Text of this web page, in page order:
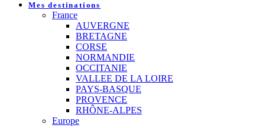
Mes destinations
France
AUVERGNE
BRETAGNE
CORSE
NORMANDIE
OCCITANIE
VALLEE DE LA LOIRE
PAYS-BASQUE
PROVENCE
RHÔNE-ALPES
Europe